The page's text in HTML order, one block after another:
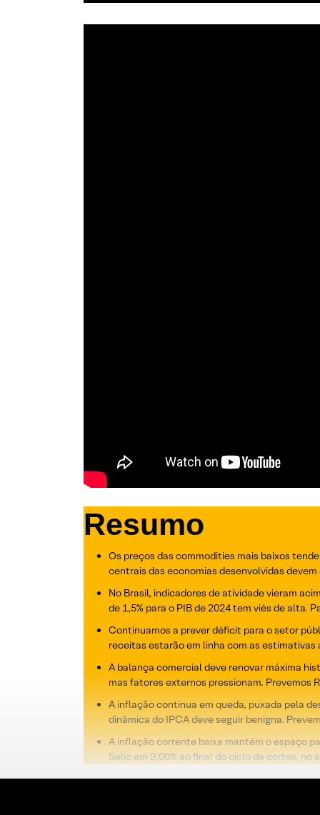
Resumo
Os preços das commodities mais baixos
centrais das economias desenvolvidas
No Brasil, indicadores de atividade vieram
de 1,5% para o PIB de 2024 tem viés de alta.
Continuamos a prever déficit para o setor
receitas estarão em linha com as
A balança comercial deve renovar máxima
mas fatores externos pressionam. Prevemos
A inflação continua em queda, puxada pela
dinâmica do IPCA deve seguir benigna.
A inflação corrente baixa mantém o espaço
Selic em 9,00% ao final do ciclo de cortes, no